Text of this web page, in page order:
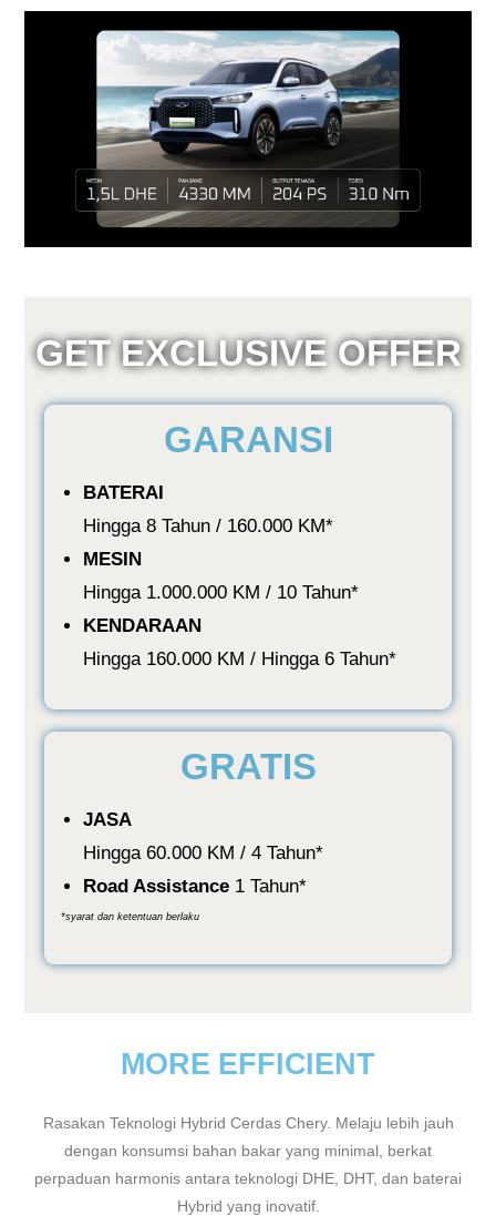
GET EXCLUSIVE OFFER
GARANSI
BATERAI
Hingga 8 Tahun / 160.000 KM*
MESIN
Hingga 1.000.000 KM / 10 Tahun*
KENDARAAN
Hingga 160.000 KM / Hingga 6 Tahun*
GRATIS
JASA
Hingga 60.000 KM / 4 Tahun*
Road Assistance 1 Tahun*
*syarat dan ketentuan berlaku
MORE EFFICIENT
Rasakan Teknologi Hybrid Cerdas Chery. Melaju lebih jauh
dengan konsumsi bahan bakar yang minimal, berkat
perpaduan harmonis antara teknologi DHE, DHT, dan baterai
Hybrid yang inovatif.